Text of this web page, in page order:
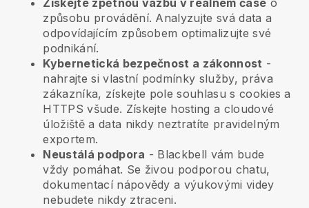
Získejte zpětnou vazbu v reálném čase o
způsobu provádění. Analyzujte svá data a
odpovídajícím způsobem optimalizujte své
podnikání.
Kybernetická bezpečnost a zákonnost -
nahrajte si vlastní podmínky služby, práva
zákazníka, získejte pole souhlasu s cookies a
HTTPS všude. Získejte hosting a cloudové
úložiště a data nikdy neztratíte pravidelným
exportem.
Neustálá podpora - Blackbell vám bude
vždy pomáhat. Se živou podporou chatu,
dokumentací nápovědy a výukovými videy
nebudete nikdy ztraceni.